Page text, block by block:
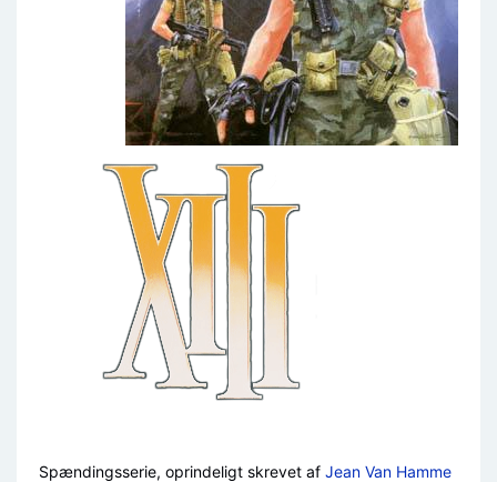
Spændingsserie, oprindeligt skrevet af Jean Van Hamme